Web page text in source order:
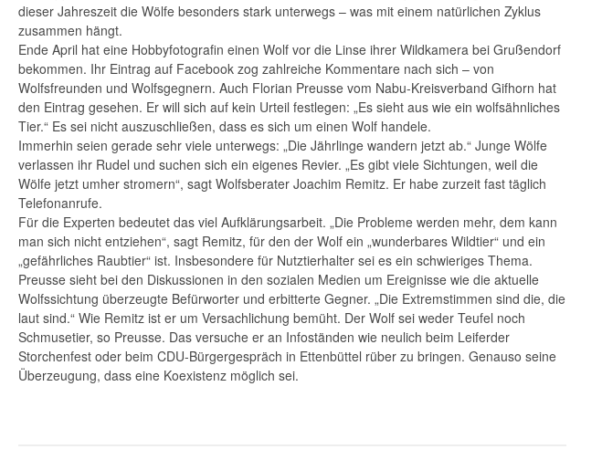
dieser Jahreszeit die Wölfe besonders stark unterwegs – was mit einem natürlichen Zyklus
zusammen hängt.
Ende April hat eine Hobbyfotografin einen Wolf vor die Linse ihrer Wildkamera bei Grußendorf
bekommen. Ihr Eintrag auf Facebook zog zahlreiche Kommentare nach sich – von
Wolfsfreunden und Wolfsgegnern. Auch Florian Preusse vom Nabu-Kreisverband Gifhorn hat
den Eintrag gesehen. Er will sich auf kein Urteil festlegen: „Es sieht aus wie ein wolfsähnliches
Tier.“ Es sei nicht auszuschließen, dass es sich um einen Wolf handele.
Immerhin seien gerade sehr viele unterwegs: „Die Jährlinge wandern jetzt ab.“ Junge Wölfe
verlassen ihr Rudel und suchen sich ein eigenes Revier. „Es gibt viele Sichtungen, weil die
Wölfe jetzt umher stromern“, sagt Wolfsberater Joachim Remitz. Er habe zurzeit fast täglich
Telefonanrufe.
Für die Experten bedeutet das viel Aufklärungsarbeit. „Die Probleme werden mehr, dem kann
man sich nicht entziehen“, sagt Remitz, für den der Wolf ein „wunderbares Wildtier“ und ein
„gefährliches Raubtier“ ist. Insbesondere für Nutztierhalter sei es ein schwieriges Thema.
Preusse sieht bei den Diskussionen in den sozialen Medien um Ereignisse wie die aktuelle
Wolfssichtung überzeugte Befürworter und erbitterte Gegner. „Die Extremstimmen sind die, die
laut sind.“ Wie Remitz ist er um Versachlichung bemüht. Der Wolf sei weder Teufel noch
Schmusetier, so Preusse. Das versuche er an Infoständen wie neulich beim Leiferder
Storchenfest oder beim CDU-Bürgergespräch in Ettenbüttel rüber zu bringen. Genauso seine
Überzeugung, dass eine Koexistenz möglich sei.